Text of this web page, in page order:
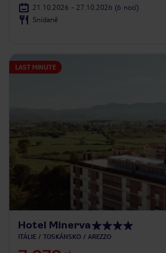
21.10.2026 - 27.10.2026 (6 nocí)
Snídaně
LAST MINUTE
Hotel Minerva
ITÁLIE TOSKÁNSKO AREZZO